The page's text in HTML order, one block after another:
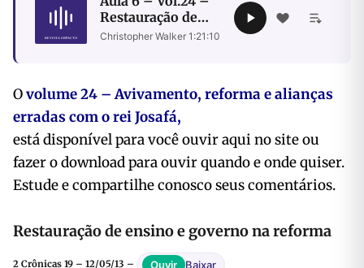
Restauração de
ensino e governo
Christopher Walker 1:21:10
Ovolume 24 – Avivamento, reforma e alianças
erradas com o rei Josafá,
está disponível para você ouvir aqui no site ou
fazer o download para ouvir quando e onde quiser.
Estude e compartilhe conosco seus comentários.
Restauração de ensino e governo na reforma
2 Crônicas 19 – 12/05/13 – Ouvir Baixar